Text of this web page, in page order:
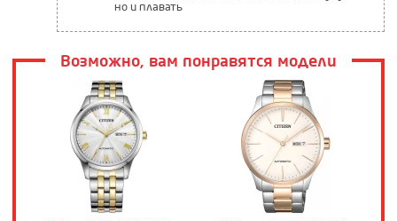
но и плавать
Возможно, вам понравятся модели